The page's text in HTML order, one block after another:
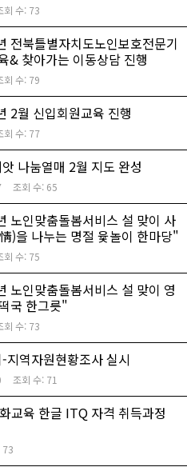
회 수: 73
전북틀별자치도노인보호전문기
& 찾아가는 이동상담 진행
회 수: 79
2월 신입회원교육 진행
회 수: 77
나눔열매 2월 지도 완성
조회 수: 65
노인맞춤돌봄서비스 설 맞이 사
)을 나누는 명절 윷놀이 한마당"
회 수: 75
노인맞춤돌봄서비스 설 맞이 영
국 한그릇"
회 수: 73
역자원현황조사 실시
조회 수: 71
교육 한글 ITQ 자격 취득과정
73